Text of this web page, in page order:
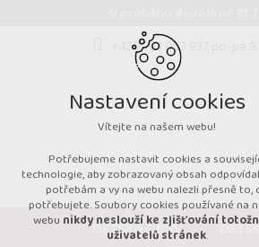
V průběhu dovolené
+420 723 053 937 po-pá
DĚTSKÁ OBUV
Nastavení cookies
Vítejte na našem webu!
Potřebujeme nastavit cookies a
technologie, aby zobrazovaný obsah
potřebám a vy na webu nalezli přesně to,
potřebujete. Soubory cookies používané na
webu nikdy neslouží ke zjišťování
uživatelů stránek.